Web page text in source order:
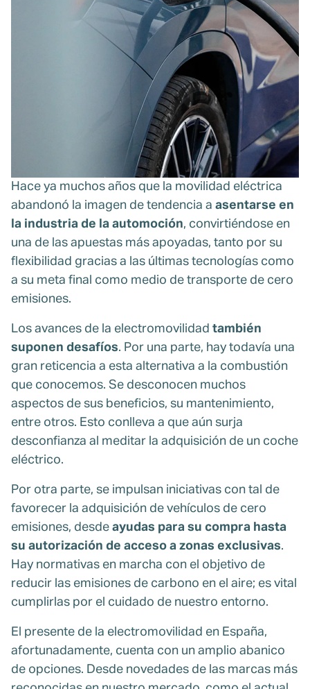
Hace ya muchos años que la movilidad eléctrica
abandonó la imagen de tendencia a asentarse en
la industria de la automoción, convirtiéndose en
una de las apuestas más apoyadas, tanto por su
flexibilidad gracias a las últimas tecnologías como
a su meta final como medio de transporte de cero
emisiones.
Los avances de la electromovilidad también
suponen desafíos. Por una parte, hay todavía una
gran reticencia a esta alternativa a la combustión
que conocemos. Se desconocen muchos
aspectos de sus beneficios, su mantenimiento,
entre otros. Esto conlleva a que aún surja
desconfianza al meditar la adquisición de un coche
eléctrico.
Por otra parte, se impulsan iniciativas con tal de
favorecer la adquisición de vehículos de cero
emisiones, desde ayudas para su compra hasta
su autorización de acceso a zonas exclusivas.
Hay normativas en marcha con el objetivo de
reducir las emisiones de carbono en el aire; es vital
cumplirlas por el cuidado de nuestro entorno.
El presente de la electromovilidad en España,
afortunadamente, cuenta con un amplio abanico
de opciones. Desde novedades de las marcas más